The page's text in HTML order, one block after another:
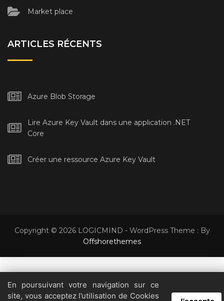
En visitant notre site, vous acceptez notre politique de confidentialité
Market place
ARTICLES RÉCENTS
Azure Blob Storage
Lire Azure Key Vault dans une application .NET
Core
Créer une ressource Azure Key Vault
Copyright © 2026 LOGICMIND - WordPress Theme : By
Offshorethemes
En poursuivant votre navigation sur ce
site, vous acceptez l’utilisation de Cookies